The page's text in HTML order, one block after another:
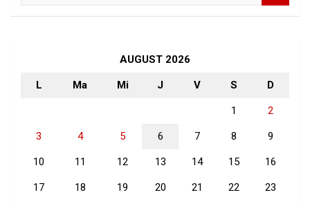
AUGUST 2026
L Ma Mi J V S D
1 2
3 4 5 6 7 8 9
10 11 12 13 14 15 16
17 18 19 20 21 22 23